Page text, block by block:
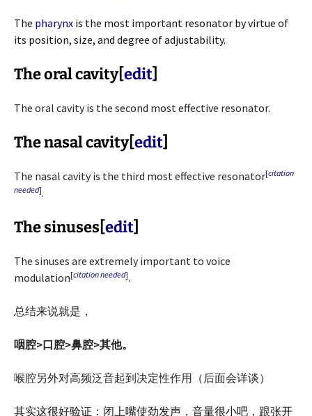
The pharynx is the most important resonator by virtue of
its position, size, and degree of adjustability.
The oral cavity[edit]
The oral cavity is the second most effective resonator.
The nasal cavity[edit]
The nasal cavity is the third most effective resonator[citation
needed].
The sinuses[edit]
The sinuses are extremely important to voice
modulation[citation needed].
总结来说就是，
咽腔>口腔>鼻腔>其他。
喉腔另外对高频泛音起到决定性作用（后面会详谈）
其实这很好验证：闭上嘴使劲发声，音量很小吧，跟张开